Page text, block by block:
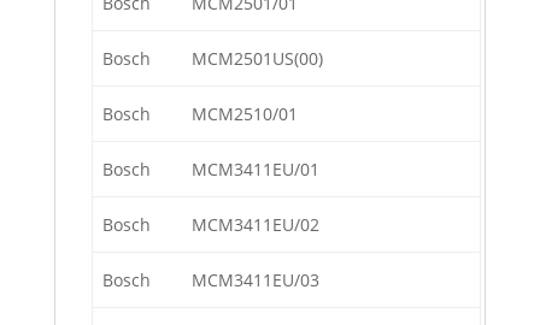
Bosch MCM2501US(00)
Bosch MCM2510/01
Bosch MCM3411EU/01
Bosch MCM3411EU/02
Bosch MCM3411EU/03